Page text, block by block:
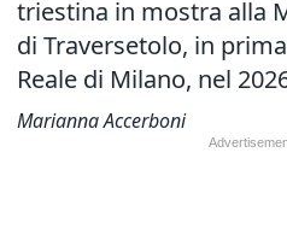
triestina in mostra alla
di Traversetolo, in
Reale di Milano, nel
Marianna Accerboni